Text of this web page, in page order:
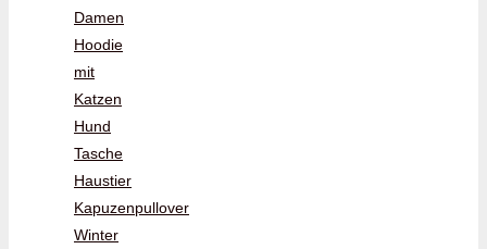
Damen
Hoodie
mit
Katzen
Hund
Tasche
Haustier
Kapuzenpullover
Winter